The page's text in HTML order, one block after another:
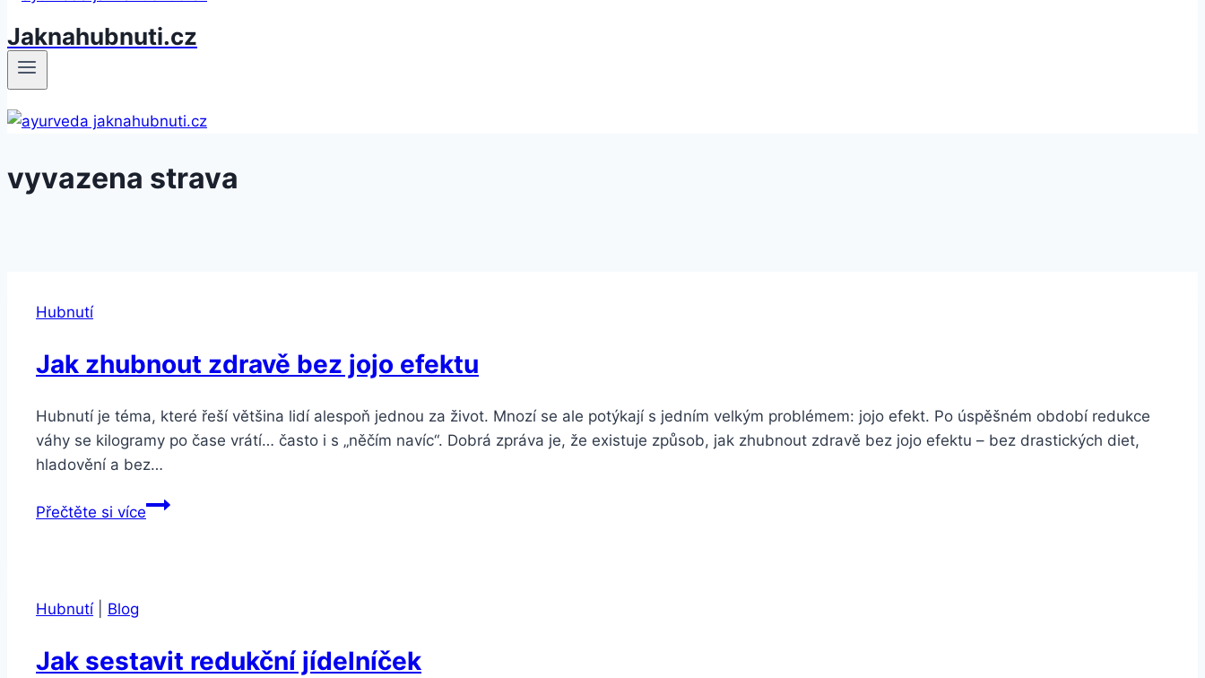
Jaknahubnuti.cz
vyvazena strava
Hubnutí
Jak zhubnout zdravě bez jojo efektu
Hubnutí je téma, které řeší většina lidí alespoň jednou za život. Mnozí se ale potýkají s jedním velkým problémem: jojo efekt. Po úspěšném období redukce
váhy se kilogramy po čase vrátí… často i s „něčím navíc“. Dobrá zpráva je, že existuje způsob, jak zhubnout zdravě bez jojo efektu – bez drastických diet,
hladovění a bez…
Přečtěte si víceJak
Hubnutí| Blog
Jak sestavit redukční jídelníček